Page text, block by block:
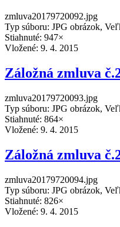
zmluva20179720092.jpg
Typ súboru: JPG obrázok,
Stiahnuté: 947×
Vložené: 9. 4. 2015
Záložná zmluva
zmluva20179720093.jpg
Typ súboru: JPG obrázok,
Stiahnuté: 864×
Vložené: 9. 4. 2015
Záložná zmluva
zmluva20179720094.jpg
Typ súboru: JPG obrázok,
Stiahnuté: 826×
Vložené: 9. 4. 2015